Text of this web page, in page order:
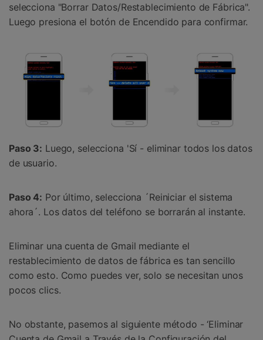
selecciona "Borrar Datos/Restablecimiento de Fábrica".
Luego presiona el botón de Encendido para confirmar.
Paso 3: Luego, selecciona 'Sí - eliminar todos los datos
de usuario.
Paso 4: Por último, selecciona ´Reiniciar el sistema
ahora´. Los datos del teléfono se borrarán al instante.
Eliminar una cuenta de Gmail mediante el
restablecimiento de datos de fábrica es tan sencillo
como esto. Como puedes ver, solo se necesitan unos
pocos clics.
No obstante, pasemos al siguiente método - ‘Eliminar